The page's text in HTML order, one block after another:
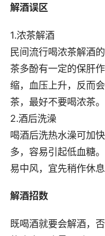
解酒误区
1.浓茶解酒
民间流行喝浓茶解酒
茶多酚有一定的保肝
缩，血压上升，反而
茶，最好不要喝浓茶。
2.酒后洗澡
喝酒后洗热水澡可加
多，容易引起低血糖
易中风，宜先稍作休息
解酒招数
既喝酒就要会解酒，